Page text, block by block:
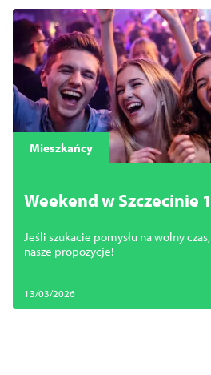
Mieszkańcy
Weekend w Szczecinie
Jeśli szukacie pomysłu na wolny
nasze propozycje!
13/03/2026